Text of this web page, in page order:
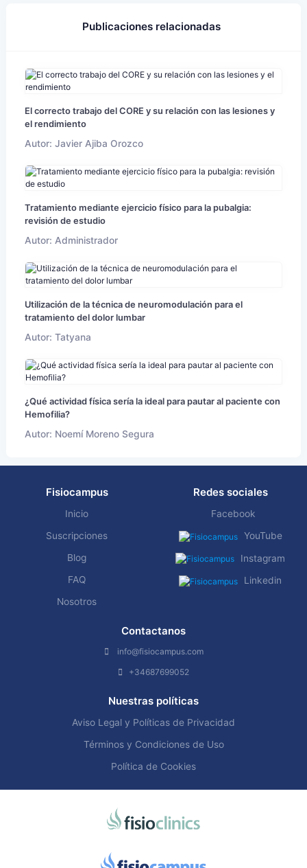
Publicaciones relacionadas
El correcto trabajo del CORE y su relación con las lesiones y
el rendimiento
Autor: Javier Ajiba Orozco
Tratamiento mediante ejercicio físico para la pubalgia:
revisión de estudio
Autor: Administrador
Utilización de la técnica de neuromodulación para el
tratamiento del dolor lumbar
Autor: Tatyana
¿Qué actividad física sería la ideal para pautar al paciente con
Hemofilia?
Autor: Noemí Moreno Segura
Fisiocampus
Inicio
Suscripciones
Blog
FAQ
Nosotros
Redes sociales
Facebook
YouTube
Instagram
Linkedin
Contactanos
info@fisiocampus.com
+34687699052
Nuestras políticas
Aviso Legal y Políticas de Privacidad
Términos y Condiciones de Uso
Política de Cookies